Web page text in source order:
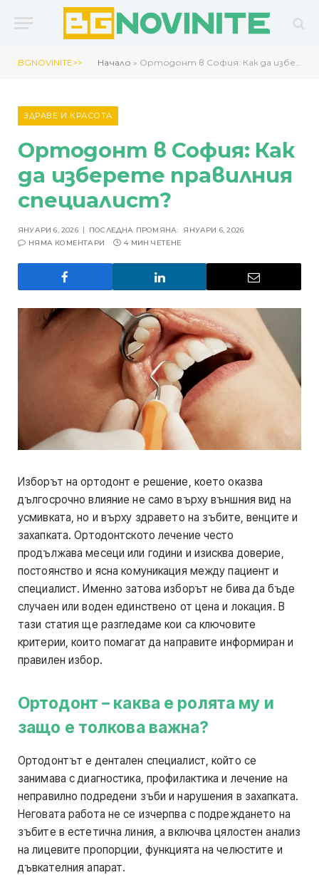
BGNOVINITE>> Начало » Ортодонт в София: Как да изберете правилния специалист?
ЗДРАВЕ И КРАСОТА
Ортодонт в София: Как
да изберете правилния
специалист?
ЯНУАРИ 6, 2026 ПОСЛЕДНА ПРОМЯНА:
ЯНУАРИ 6, 2026
НЯМА КОМЕНТАРИ
4 МИН ЧЕТЕНЕ
Изборът на ортодонт е решение, което оказва
дългосрочно влияние не само върху външния вид на
усмивката, но и върху здравето на зъбите, венците и
захапката. Ортодонтското лечение често
продължава месеци или години и изисква доверие,
постоянство и ясна комуникация между пациент и
специалист. Именно затова изборът не бива да бъде
случаен или воден единствено от цена и локация. В
тази статия ще разгледаме кои са ключовите
критерии, които помагат да направите информиран и
правилен избор.
Ортодонт – каква е ролята му и
защо е толкова важна?
Ортодонтът е дентален специалист, който се
занимава с диагностика, профилактика и лечение на
неправилно подредени зъби и нарушения в захапката.
Неговата работа не се изчерпва с подреждането на
зъбите в естетична линия, а включва цялостен анализ
на лицевите пропорции, функцията на челюстите и
дъвкателния апарат.